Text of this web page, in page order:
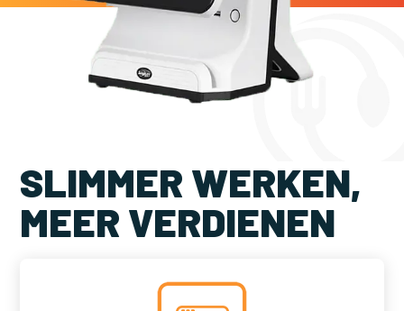
SLIMMER WERKEN,
MEER VERDIENEN